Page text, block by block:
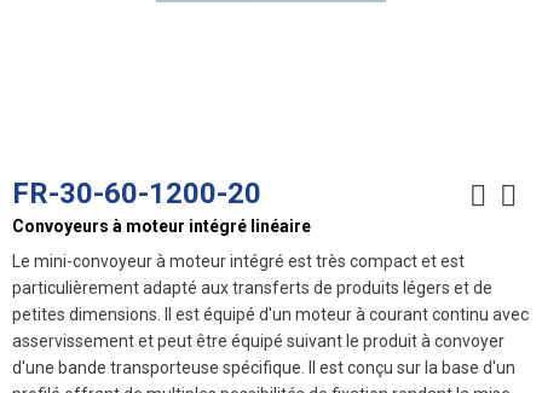
FR-30-60-1200-20
Convoyeurs à moteur intégré linéaire
Le mini-convoyeur à moteur intégré est très compact et est
particulièrement adapté aux transferts de produits légers et de
petites dimensions. Il est équipé d'un moteur à courant continu avec
asservissement et peut être équipé suivant le produit à convoyer
d'une bande transporteuse spécifique. Il est conçu sur la base d'un